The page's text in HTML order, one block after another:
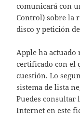
comunicará con
Control) sobre la
disco y petición
Apple ha
certificado con el
cuestión. Lo
sistema de lista
Puedes
Internet en este